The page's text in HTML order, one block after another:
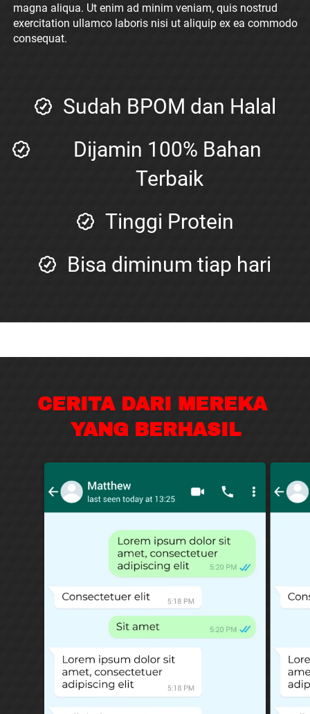
magna aliqua. Ut enim ad minim veniam, quis nostrud
exercitation ullamco laboris nisi ut aliquip ex ea commodo
consequat.
Sudah BPOM dan Halal
Dijamin 100% Bahan
Terbaik
Tinggi Protein
Bisa diminum tiap hari
CERITA DARI MEREKA
YANG BERHASIL